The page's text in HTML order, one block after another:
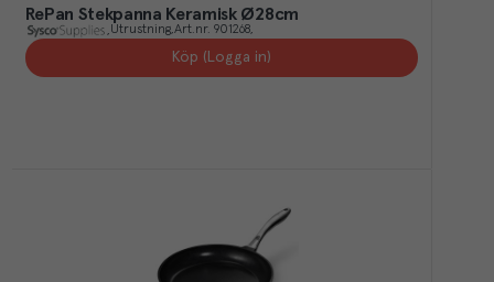
RePan Stekpanna Keramisk Ø28cm
Utrustning Art.nr. 901268
Köp (Logga in)